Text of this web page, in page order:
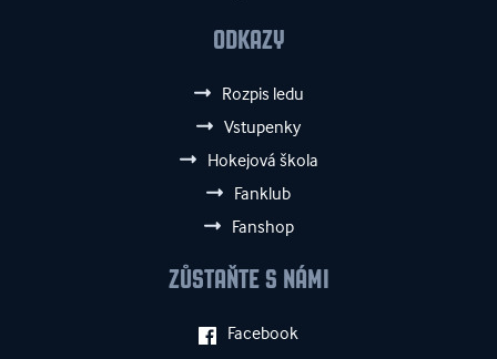
ODKAZY
Rozpis ledu
Vstupenky
Hokejová škola
Fanklub
Fanshop
ZŮSTAŇTE S NÁMI
Facebook